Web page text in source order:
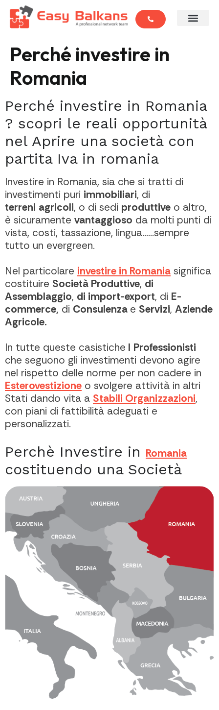
Perché investire in
Romania
Perché investire in Romania
? scopri le reali opportunità
nel Aprire una società con
partita Iva in romania
Investire in Romania, sia che si tratti di
investimenti puri immobiliari, di
terreni agricoli, o di sedi produttive o altro,
è sicuramente vantaggioso da molti punti di
vista, costi, tassazione, lingua……sempre
tutto un evergreen.
Nel particolare investire in Romania significa
costituire Società Produttive, di
Assemblaggio, di import-export, di E-
commerce, di Consulenza e Servizi, Aziende
Agricole.
In tutte queste casistiche I Professionisti
che seguono gli investimenti devono agire
nel rispetto delle norme per non cadere in
Esterovestizione o svolgere attività in altri
Stati dando vita a Stabili Organizzazioni,
con piani di fattibilità adeguati e
personalizzati.
Perchè Investire in Romania
costituendo una Società